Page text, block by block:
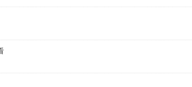
fzur.5wpf.cn